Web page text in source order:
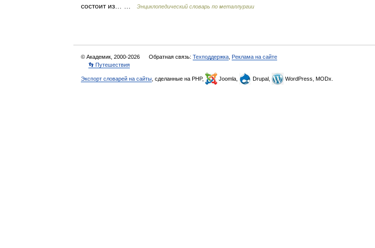
состоит из… …
Энциклопедический словарь по металлургии
© Академик, 2000-2026 Обратная связь: Техподдержка Реклама на сайте
👣 Путешествия
Экспорт словарей на сайты , сделанные на PHP, Joomla, Drupal, WordPress, MODx.